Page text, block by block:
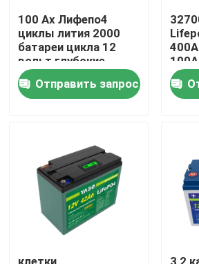
Продукты
Видеозаписи
Экскурсия по заводу
Контроль качества
100 Ах Лифепо4
циклы лития 2000
батареи цикла 12
вольт глубокие
заменяют гель
Отправить запрос